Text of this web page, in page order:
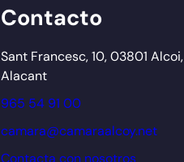
Contacto
Sant Francesc, 10, 03801 Alcoi,
Alacant
965 54 91 00
camara@camaraalcoy.net
Contacta con nosotros